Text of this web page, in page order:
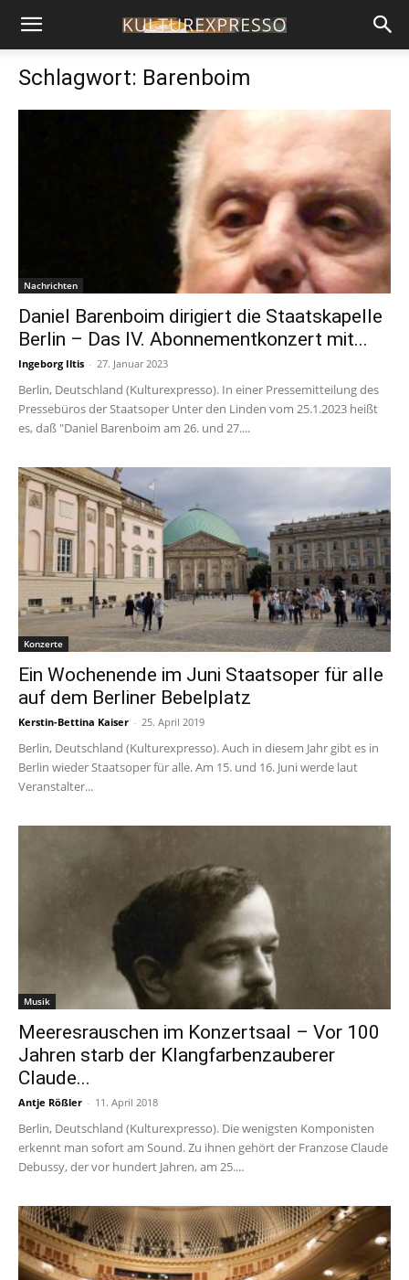
Schlagwort: Barenboim
Nachrichten
Daniel Barenboim dirigiert die Staatskapelle
Berlin – Das IV. Abonnementkonzert mit...
Ingeborg Iltis - 27. Januar 2023
Berlin, Deutschland (Kulturexpresso). In einer Pressemitteilung des
Pressebüros der Staatsoper Unter den Linden vom 25.1.2023 heißt
es, daß "Daniel Barenboim am 26. und 27....
Konzerte
Ein Wochenende im Juni Staatsoper für alle
auf dem Berliner Bebelplatz
Kerstin-Bettina Kaiser - 25. April 2019
Berlin, Deutschland (Kulturexpresso). Auch in diesem Jahr gibt es in
Berlin wieder Staatsoper für alle. Am 15. und 16. Juni werde laut
Veranstalter...
Musik
Meeresrauschen im Konzertsaal – Vor 100
Jahren starb der Klangfarbenzauberer
Claude...
Antje Rößler - 11. April 2018
Berlin, Deutschland (Kulturexpresso). Die wenigsten Komponisten
erkennt man sofort am Sound. Zu ihnen gehört der Franzose Claude
Debussy, der vor hundert Jahren, am 25....